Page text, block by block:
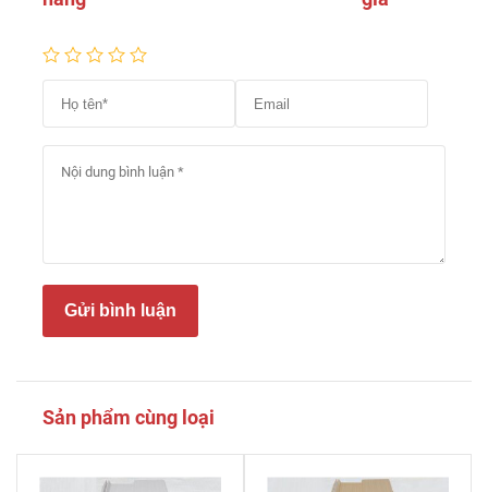
Gửi bình luận
Sản phẩm cùng loại